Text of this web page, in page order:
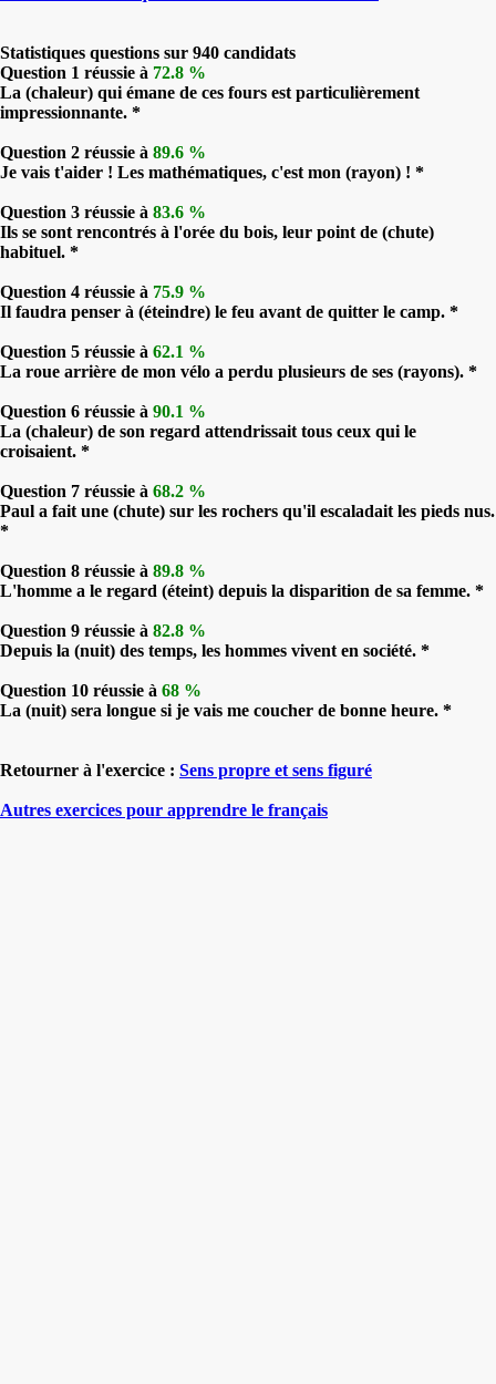
Statistiques questions sur 940 candidats
Question 1 réussie à 72.8 %
La (chaleur) qui émane de ces fours est particulièrement
impressionnante. *
Question 2 réussie à 89.6 %
Je vais t'aider ! Les mathématiques, c'est mon (rayon) ! *
Question 3 réussie à 83.6 %
Ils se sont rencontrés à l'orée du bois, leur point de (chute)
habituel. *
Question 4 réussie à 75.9 %
Il faudra penser à (éteindre) le feu avant de quitter le camp. *
Question 5 réussie à 62.1 %
La roue arrière de mon vélo a perdu plusieurs de ses (rayons). *
Question 6 réussie à 90.1 %
La (chaleur) de son regard attendrissait tous ceux qui le
croisaient. *
Question 7 réussie à 68.2 %
Paul a fait une (chute) sur les rochers qu'il escaladait les pieds nus.
*
Question 8 réussie à 89.8 %
L'homme a le regard (éteint) depuis la disparition de sa femme. *
Question 9 réussie à 82.8 %
Depuis la (nuit) des temps, les hommes vivent en société. *
Question 10 réussie à 68 %
La (nuit) sera longue si je vais me coucher de bonne heure. *
Retourner à l'exercice : Sens propre et sens figuré
Autres exercices pour apprendre le français